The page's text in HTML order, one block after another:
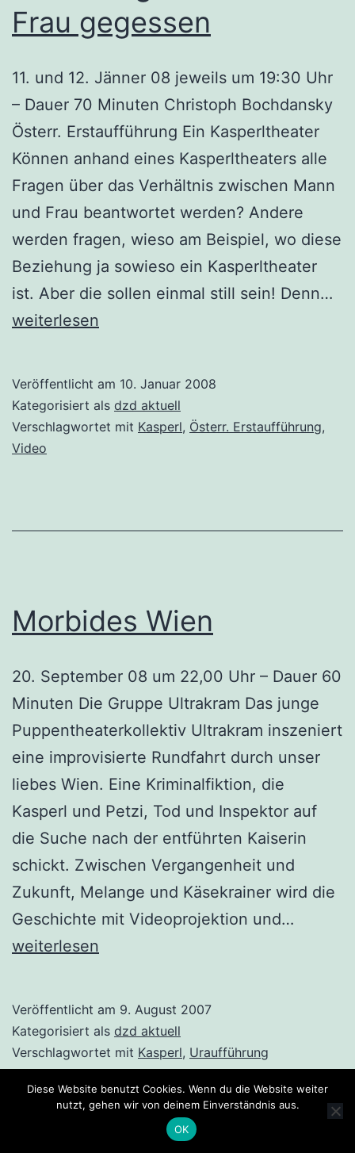
Frau gegessen
11. und 12. Jänner 08 jeweils um 19:30 Uhr
– Dauer 70 Minuten Christoph Bochdansky
Österr. Erstaufführung Ein Kasperltheater
Können anhand eines Kasperltheaters alle
Fragen über das Verhältnis zwischen Mann
und Frau beantwortet werden? Andere
werden fragen, wieso am Beispiel, wo diese
Beziehung ja sowieso ein Kasperltheater
ist. Aber die sollen einmal still sein! Denn…
weiterlesen
Veröffentlicht am 10. Januar 2008
Kategorisiert als dzd aktuell
Verschlagwortet mit Kasperl, Österr. Erstaufführung,
Video
Morbides Wien
20. September 08 um 22,00 Uhr – Dauer 60
Minuten Die Gruppe Ultrakram Das junge
Puppentheaterkollektiv Ultrakram inszeniert
eine improvisierte Rundfahrt durch unser
liebes Wien. Eine Kriminalfiktion, die
Kasperl und Petzi, Tod und Inspektor auf
die Suche nach der entführten Kaiserin
schickt. Zwischen Vergangenheit und
Zukunft, Melange und Käsekrainer wird die
Geschichte mit Videoprojektion und…
weiterlesen
Veröffentlicht am 9. August 2007
Kategorisiert als dzd aktuell
Verschlagwortet mit Kasperl, Uraufführung
Diese Website benutzt Cookies. Wenn du die Website weiter
nutzt, gehen wir von deinem Einverständnis aus.
OK